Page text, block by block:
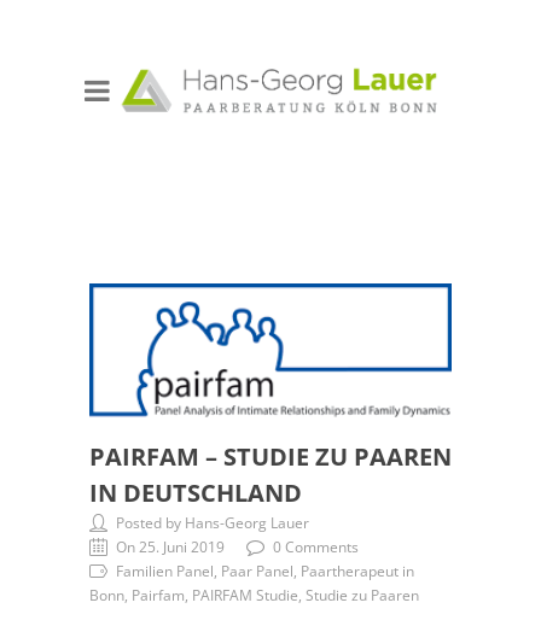
PAIRFAM – STUDIE ZU PAAREN
IN DEUTSCHLAND
Posted by Hans-Georg Lauer
On 25. Juni 2019
0 Comments
Familien Panel, Paar Panel, Paartherapeut in
Bonn, Pairfam, PAIRFAM Studie, Studie zu Paaren